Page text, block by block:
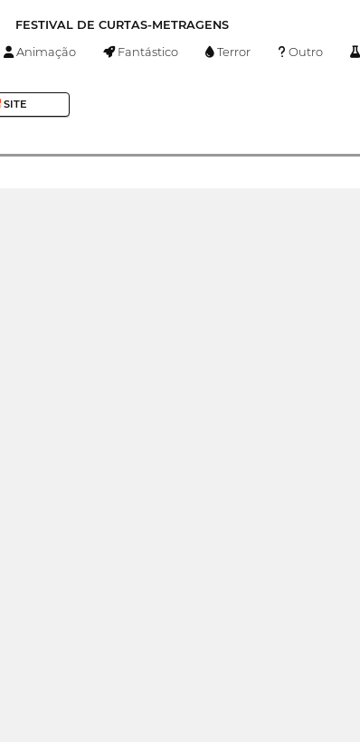
FESTIVAL DE CURTAS-METRAGENS
Animação Fantástico Terror Outro
SITE